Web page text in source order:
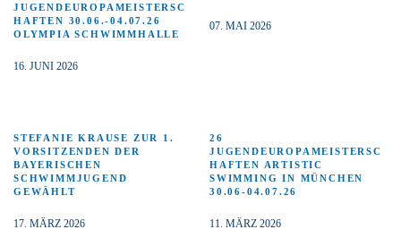
JUGENDEUROPAMEISTERSC
HAFTEN 30.06.-04.07.26
OLYMPIA SCHWIMMHALLE
16. JUNI 2026
07. MAI 2026
STEFANIE KRAUSE ZUR 1.
VORSITZENDEN DER
BAYERISCHEN
SCHWIMMJUGEND
GEWÄHLT
17. MÄRZ 2026
26
JUGENDEUROPAMEISTERSC
HAFTEN ARTISTIC
SWIMMING IN MÜNCHEN
30.06-04.07.26
11. MÄRZ 2026